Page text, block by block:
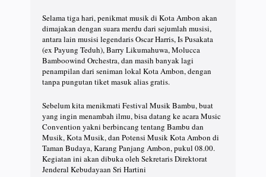
Selama tiga hari, penikmat musik di Kota Ambon akan
dimajakan dengan suara merdu dari sejumlah musisi,
antara lain musisi legendaris Oscar Harris, Is Pusakata
(ex Payung Teduh), Barry Likumahuwa, Molucca
Bamboowind Orchestra, dan masih banyak lagi
penampilan dari seniman lokal Kota Ambon, dengan
tanpa pungutan tiket masuk alias gratis.
Sebelum kita menikmati Festival Musik Bambu, buat
yang ingin menambah ilmu, bisa datang ke acara Music
Convention yakni berbincang tentang Bambu dan
Musik, Kota Musik, dan Potensi Musik Kota Ambon di
Taman Budaya, Karang Panjang Ambon, pukul 08.00.
Kegiatan ini akan dibuka oleh Sekretaris Direktorat
Jenderal Kebudayaan Sri Hartini